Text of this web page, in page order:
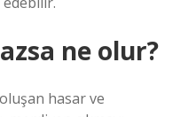
ne olur?
hasar ve